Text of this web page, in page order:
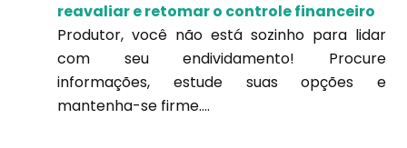
reavaliar e retomar o controle financeiro
Produtor, você não está sozinho para lidar
com seu endividamento! Procure
informações, estude suas opções e
mantenha-se firme....